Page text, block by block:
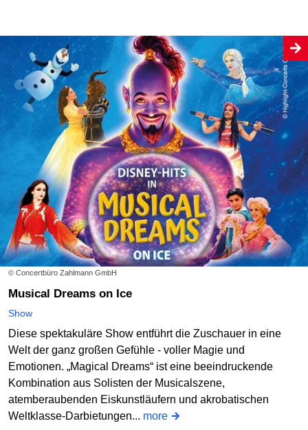
© Concertbüro Zahlmann GmbH
Musical Dreams on Ice
Show
Diese spektakuläre Show entführt die Zuschauer in eine
Welt der ganz großen Gefühle - voller Magie und
Emotionen. „Magical Dreams“ ist eine beeindruckende
Kombination aus Solisten der Musicalszene,
atemberaubenden Eiskunstläufern und akrobatischen
Weltklasse-Darbietungen... more